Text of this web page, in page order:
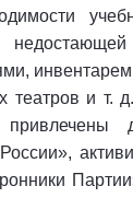
театров и т.
привлечены